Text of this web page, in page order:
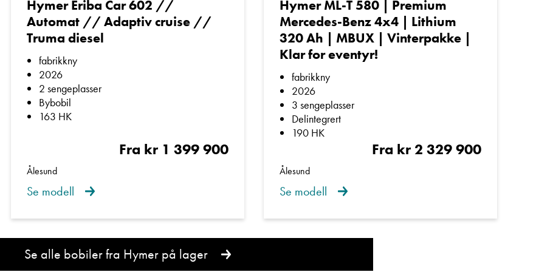
lydsystem og Hymer Smart-multimedia
og oppvarmet frontrute
hjul– like godt egnet for helgeturer som for langturer i Europa.
E-post
Telefon/Mobil
Spørsmål / beskjed
PersonvernerklæringogVilkår for bruker gjeldende.
Hymer Eriba Car 602 //
Automat // Adaptiv cruise //
Truma diesel
fabrikkny
2026
2 sengeplasser
Bybobil
163 HK
Fra kr 1 399 900
Ålesund
Se modell
Hymer ML-T 580 | Premium
Mercedes-Benz 4x4 | Lithium
320 Ah | MBUX | Vinterpakke |
Klar for eventyr!
fabrikkny
2026
3 sengeplasser
Delintegrert
190 HK
Fra kr 2 329 900
Ålesund
Se modell
Se alle bobiler fra Hymer på lager